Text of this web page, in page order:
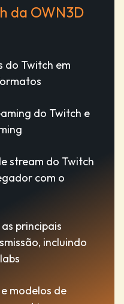
da OWN3D
do Twitch em
do Twitch e
stream do Twitch
com o
principais
incluindo
modelos de